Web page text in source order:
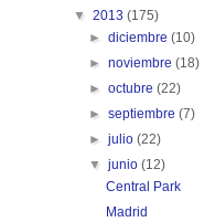
▼ 2013 (175)
►diciembre(10)
►noviembre(18)
►octubre(22)
►septiembre(7)
►julio(22)
▼junio(12)
Central Park
Madrid